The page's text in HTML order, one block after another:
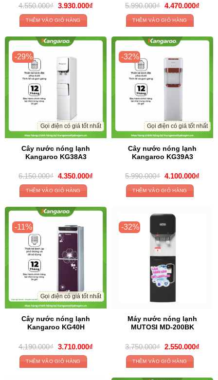
4.550.000₫ Original
price
was:
4.550.000₫.
3.930.000₫Current
3.930.000₫.
THÊM VÀO GIỎ HÀNG
5.990.000₫ Original
price
was:
5.990.000₫.
4.470.000₫
THÊM VÀO GIỎ HÀNG
-29%
Gọi điện có giá tốt nhất
Cây nước nóng lạnh
Kangaroo KG38A3
6.150.000₫ Original
price
was:
6.150.000₫.
4.350.000₫Current
4.350.000₫.
THÊM VÀO GIỎ HÀNG
-32%
Gọi điện có giá tốt nhất
Cây nước nóng lạnh
Kangaroo KG39A3
5.990.000₫ Original
price
was:
5.990.000₫.
4.100.000₫
THÊM VÀO GIỎ HÀNG
-11%
Gọi điện có giá tốt nhất
Cây nước nóng lạnh
Kangaroo KG40H
4.190.000₫ Original
price
was:
4.190.000₫.
3.710.000₫Current
3.710.000₫.
THÊM VÀO GIỎ HÀNG
-32%
Máy nước nóng lạnh
MUTOSI MD-200BK
3.750.000₫ Original
price
was:
3.750.000₫.
2.550.000₫
THÊM VÀO GIỎ HÀNG